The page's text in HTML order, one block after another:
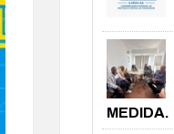
MEDIDA.